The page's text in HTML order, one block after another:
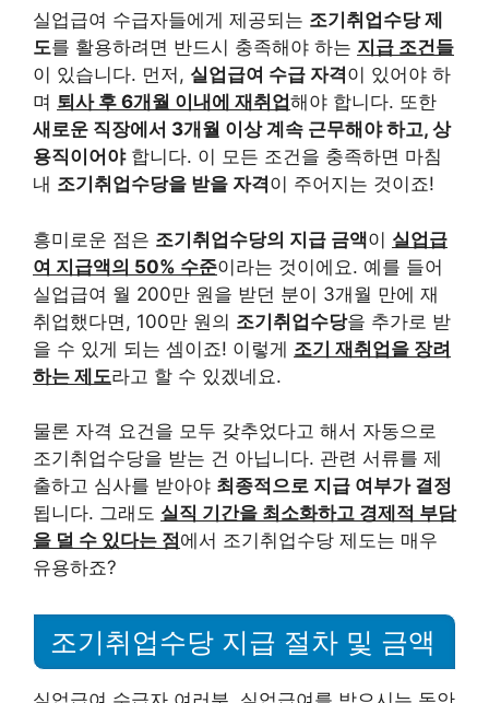
실업급여 수급자들에게 제공되는 조기취업수당 제
도를 활용하려면 반드시 충족해야 하는 지급 조건들
이 있습니다. 먼저, 실업급여 수급 자격이 있어야 하
며 퇴사 후 6개월 이내에 재취업해야 합니다. 또한
새로운 직장에서 3개월 이상 계속 근무해야 하고, 상
용직이어야합니다. 이 모든 조건을 충족하면 마침
내 조기취업수당을 받을 자격이 주어지는 것이죠!
흥미로운 점은 조기취업수당의 지급 금액이 실업급
여 지급액의 50% 수준이라는 것이에요. 예를 들어
실업급여 월 200만 원을 받던 분이 3개월 만에 재
취업했다면, 100만 원의 조기취업수당을 추가로 받
을 수 있게 되는 셈이죠! 이렇게 조기 재취업을 장려
하는 제도라고 할 수 있겠네요.
물론 자격 요건을 모두 갖추었다고 해서 자동으로
조기취업수당을 받는 건 아닙니다. 관련 서류를 제
출하고 심사를 받아야 최종적으로 지급 여부가 결정
됩니다. 그래도 실직 기간을 최소화하고 경제적 부담
을 덜 수 있다는 점 에서 조기취업수당 제도는 매우
유용하죠?
조기취업수당 지급 절차 및 금액